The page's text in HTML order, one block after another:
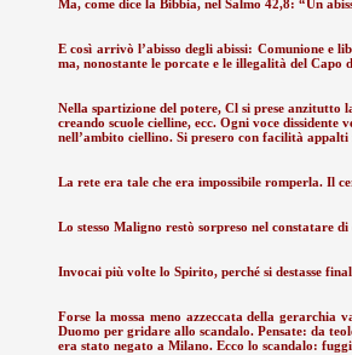
Ma, come dice la Bibbia, nel Salmo 42,8: “Un
E così arrivò l’abisso degli abissi: Comunione e
ma, nonostante le porcate e le illegalità del Capo
Nella spartizione del potere, Cl si prese anzitutto
creando scuole cielline, ecc. Ogni voce
nell’ambito ciellino. Si presero con facilità
La rete era tale che era impossibile romperla. Il
Lo stesso Maligno restò sorpreso nel constatare
Invocai più volte lo Spirito, perché si destasse
Forse la mossa meno azzeccata della gerarchia
Duomo per gridare allo scandalo. Pensate: da
era stato negato a Milano. Ecco lo scandalo: